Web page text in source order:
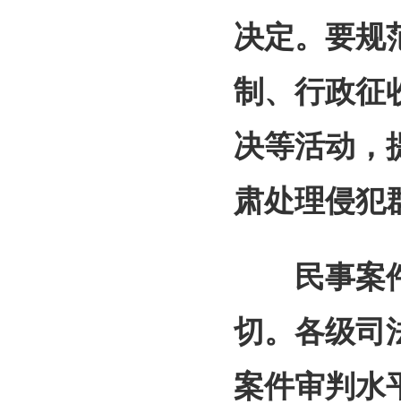
决定。要规
制、行政征
决等活动，
肃处理侵犯
民事案件
切。各级司
案件审判水